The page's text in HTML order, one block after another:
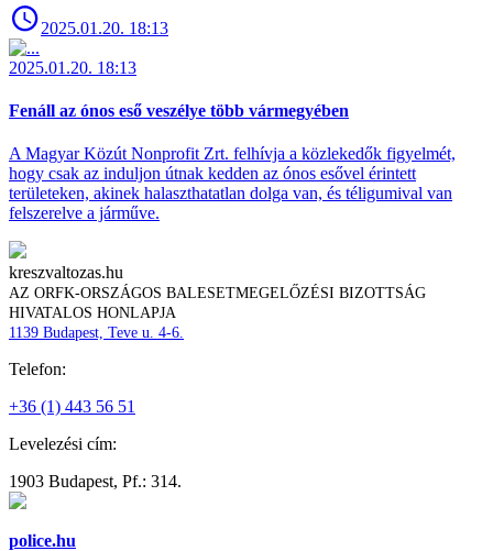
2025.01.20. 18:13
2025.01.20. 18:13
Fenáll az ónos eső veszélye több vármegyében
A Magyar Közút Nonprofit Zrt. felhívja a közlekedők figyelmét,
hogy csak az induljon útnak kedden az ónos esővel érintett
területeken, akinek halaszthatatlan dolga van, és téligumival van
felszerelve a járműve.
kreszvaltozas.hu
AZ ORFK-ORSZÁGOS BALESETMEGELŐZÉSI BIZOTTSÁG
HIVATALOS HONLAPJA
1139 Budapest, Teve u. 4-6.
Telefon:
+36 (1) 443 56 51
Levelezési cím:
1903 Budapest, Pf.: 314.
police.hu